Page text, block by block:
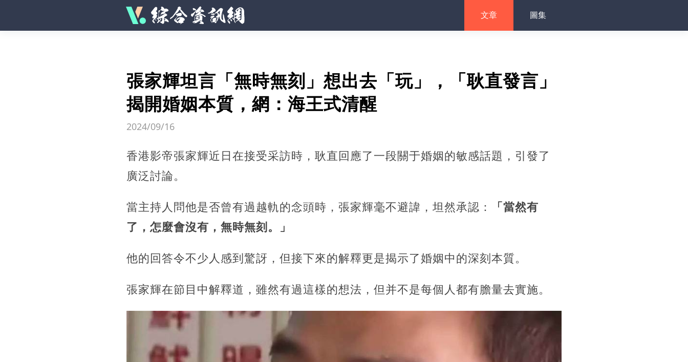
文章 圖集
張家輝坦言「無時無刻」想出去「玩」，「耿直發言」
揭開婚姻本質，網：海王式清醒
2024/09/16
香港影帝張家輝近日在接受采訪時，耿直回應了一段關于婚姻的敏感話題，引發了
廣泛討論。
當主持人問他是否曾有過越軌的念頭時，張家輝毫不避諱，坦然承認：
「當然有
了，怎麼會沒有，無時無刻。」
他的回答令不少人感到驚訝，但接下來的解釋更是揭示了婚姻中的深刻本質。
張家輝在節目中解釋道，雖然有過這樣的想法，但并不是每個人都有膽量去實施。